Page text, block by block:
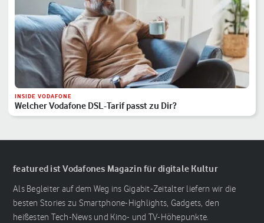
INSIDE VODAFONE
Welcher Vodafone DSL-Tarif passt zu Dir?
featured ist Vodafones Magazin für digitale Kultur
Als Begleiter auf dem Weg ins Gigabit-Zeitalter liefern wir die
besten Stories zu Smartphone-Highlights, Gadgets, den
heißesten Tech-News und Kino- und TV-Höhepunkte.